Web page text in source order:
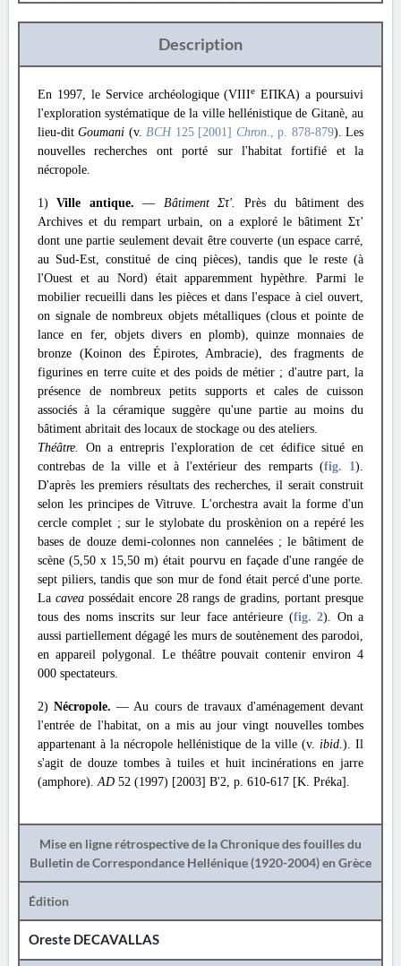
Description
En 1997, le Service archéologique (VIIIe ΕΠΚΑ) a poursuivi
l'exploration systématique de la ville hellénistique de Gitanè, au
lieu-ditGoumani (v.BCH 125 [2001] Chron., p. 878-879). Les
nouvelles recherches ont porté sur l'habitat fortifié et la
nécropole.
1)Ville antique. — Bâtiment Στ'.
Près du bâtiment des
Archives et du rempart urbain, on a exploré le bâtiment Στ'
dont une partie seulement devait être couverte (un espace carré,
au Sud-Est, constitué de cinq pièces), tandis que le reste (à
l'Ouest et au Nord) était apparemment hypèthre. Parmi le
mobilier recueilli dans les pièces et dans l'espace à ciel ouvert,
on signale de nombreux objets métalliques (clous et pointe de
lance en fer, objets divers en plomb), quinze monnaies de
bronze (Koinon des Épirotes, Ambracie), des fragments de
figurines en terre cuite et des poids de métier ; d'autre part, la
présence de nombreux petits supports et cales de cuisson
associés à la céramique suggère qu'une partie au moins du
bâtiment abritait des locaux de stockage ou des ateliers.
Théâtre.
On a entrepris l'exploration de cet édifice situé en
contrebas de la ville et à l'extérieur des remparts (fig. 1).
D'après les premiers résultats des recherches, il serait construit
selon les principes de Vitruve. L'orchestra avait la forme d'un
cercle complet ; sur le stylobate du proskènion on a repéré les
bases de douze demi-colonnes non cannelées ; le bâtiment de
scène (5,50 x 15,50 m) était pourvu en façade d'une rangée de
sept piliers, tandis que son mur de fond était percé d'une porte.
La cavea possédait encore 28 rangs de gradins, portant presque
tous des noms inscrits sur leur face antérieure (fig. 2). On a
aussi partiellement dégagé les murs de soutènement des parodoi,
en appareil polygonal. Le théâtre pouvait contenir environ 4
000 spectateurs.
2)Nécropole. — Au cours de travaux d'aménagement devant
l'entrée de l'habitat, on a mis au jour vingt nouvelles tombes
appartenant à la nécropole hellénistique de la ville (v. ibid.). Il
s'agit de douze tombes à tuiles et huit incinérations en jarre
(amphore).AD 52 (1997) [2003] B'2, p. 610-617 [K. Préka].
Mise en ligne rétrospective de la Chronique des fouilles du
Bulletin de Correspondance Hellénique (1920-2004) en Grèce
Édition
Oreste DECAVALLAS